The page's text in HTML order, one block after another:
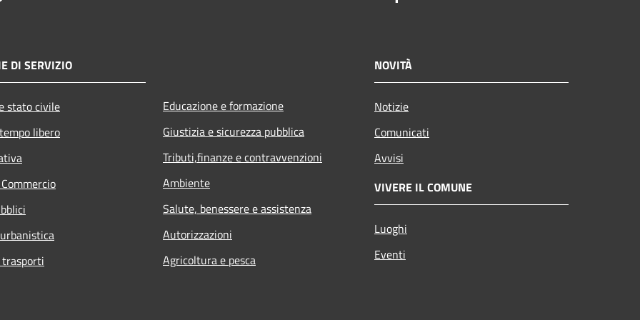
DI SERVIZIO
stato civile
libero
Educazione e formazione
Giustizia e sicurezza pubblica
Tributi,finanze e contravvenzioni
Ambiente
Salute, benessere e assistenza
Autorizzazioni
Agricoltura e pesca
NOVITÀ
Notizie
Comunicati
Avvisi
VIVERE IL COMUNE
Luoghi
Eventi